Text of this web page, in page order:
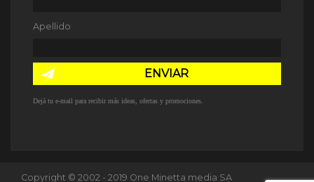
Apellido
ENVIAR
Dejá tu e-mail para recibir más ideas, ofertas y promociones.
Copyright © 2002 - 2019 One Minetta media SA